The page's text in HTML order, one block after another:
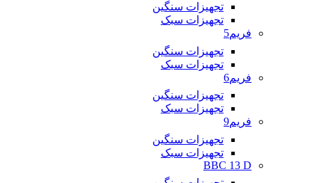
تجهیزات سنگین
تجهیزات سبک
فریم5
تجهیزات سنگین
تجهیزات سبک
فریم6
تجهیزات سنگین
تجهیزات سبک
فریم9
تجهیزات سنگین
تجهیزات سبک
BBC 13 D